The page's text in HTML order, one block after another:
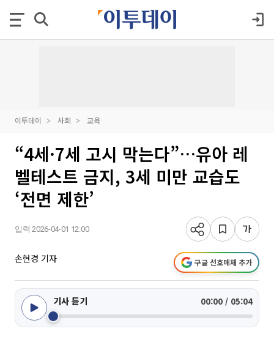
이투데이 사회 교육
“4세·7세 고시 막는다”…유아 레
벨테스트 금지, 3세 미만 교습도
‘전면 제한’
입력 2026-04-01 12:00
손현경 기자 구글 선호매체 추가
기사 듣기 00:00 / 05:04